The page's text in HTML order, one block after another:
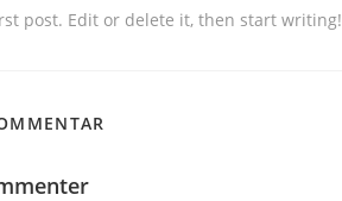
post. Edit or delete it, then start writing!